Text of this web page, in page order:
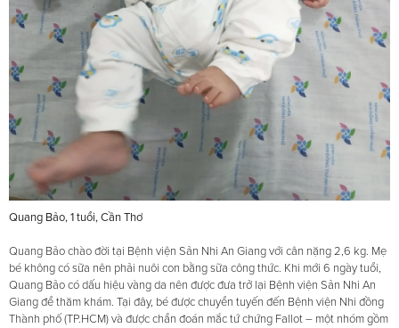
Quang Bảo, 1 tuổi, Cần Thơ
Quang Bảo chào đời tại Bệnh viện Sản Nhi An Giang với cân nặng 2,6 kg. Mẹ
bé không có sữa nên phải nuôi con bằng sữa công thức. Khi mới 6 ngày tuổi,
Quang Bảo có dấu hiệu vàng da nên được đưa trở lại Bệnh viện Sản Nhi An
Giang để thăm khám. Tại đây, bé được chuyển tuyến đến Bệnh viện Nhi đồng
Thành phố (TP.HCM) và được chẩn đoán mắc tứ chứng Fallot – một nhóm gồm